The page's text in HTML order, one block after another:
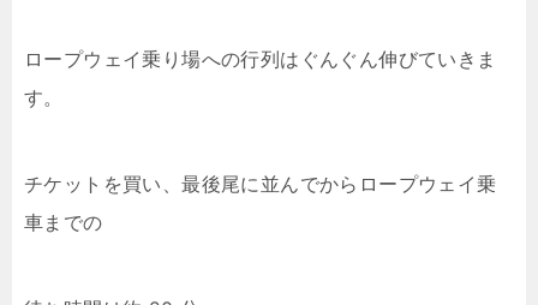
ロープウェイ乗り場への行列はぐんぐん伸びていきま
す。
チケットを買い、最後尾に並んでからロープウェイ乗
車までの